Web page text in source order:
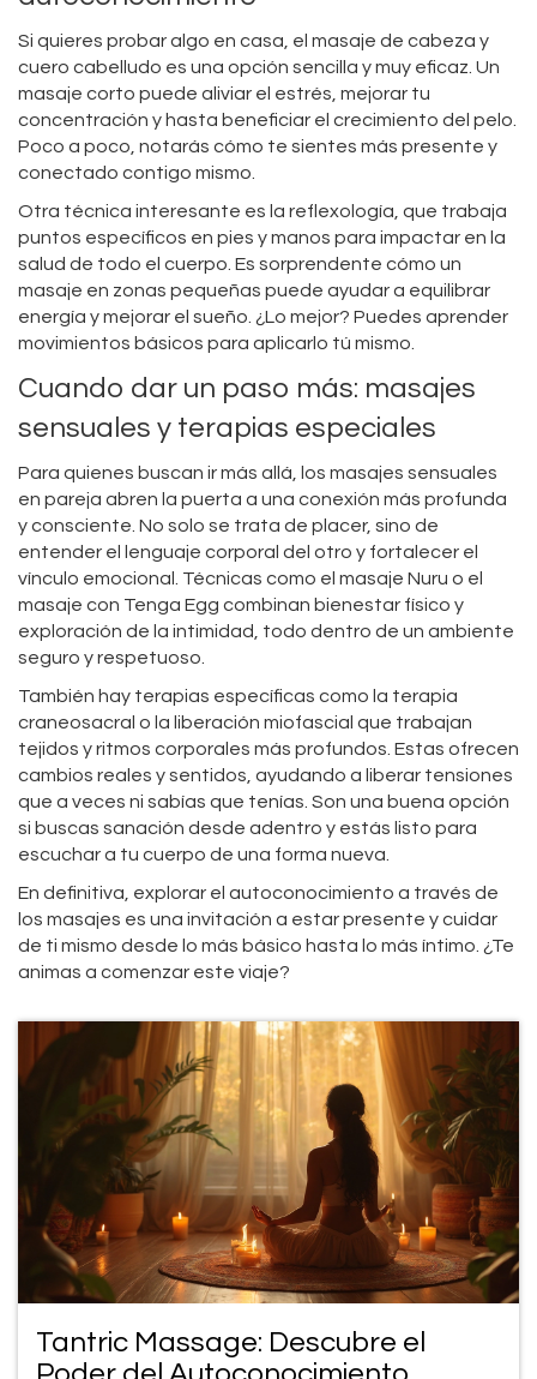
Si quieres probar algo en casa, el masaje de cabeza y
cuero cabelludo es una opción sencilla y muy eficaz. Un
masaje corto puede aliviar el estrés, mejorar tu
concentración y hasta beneficiar el crecimiento del pelo.
Poco a poco, notarás cómo te sientes más presente y
conectado contigo mismo.
Otra técnica interesante es la reflexología, que trabaja
puntos específicos en pies y manos para impactar en la
salud de todo el cuerpo. Es sorprendente cómo un
masaje en zonas pequeñas puede ayudar a equilibrar
energía y mejorar el sueño. ¿Lo mejor? Puedes aprender
movimientos básicos para aplicarlo tú mismo.
Cuando dar un paso más: masajes
sensuales y terapias especiales
Para quienes buscan ir más allá, los masajes sensuales
en pareja abren la puerta a una conexión más profunda
y consciente. No solo se trata de placer, sino de
entender el lenguaje corporal del otro y fortalecer el
vínculo emocional. Técnicas como el masaje Nuru o el
masaje con Tenga Egg combinan bienestar físico y
exploración de la intimidad, todo dentro de un ambiente
seguro y respetuoso.
También hay terapias específicas como la terapia
craneosacral o la liberación miofascial que trabajan
tejidos y ritmos corporales más profundos. Estas ofrecen
cambios reales y sentidos, ayudando a liberar tensiones
que a veces ni sabías que tenías. Son una buena opción
si buscas sanación desde adentro y estás listo para
escuchar a tu cuerpo de una forma nueva.
En definitiva, explorar el autoconocimiento a través de
los masajes es una invitación a estar presente y cuidar
de ti mismo desde lo más básico hasta lo más íntimo. ¿Te
animas a comenzar este viaje?
Tantric Massage: Descubre el